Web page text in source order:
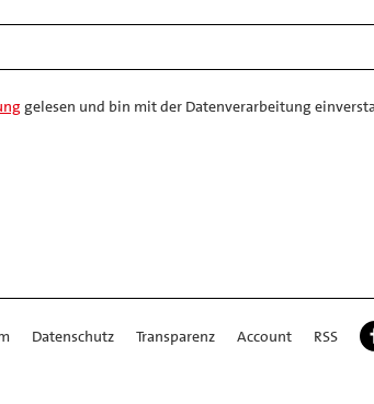
gelesen und bin mit der Datenverarbeitung
Datenschutz Transparenz Account RSS